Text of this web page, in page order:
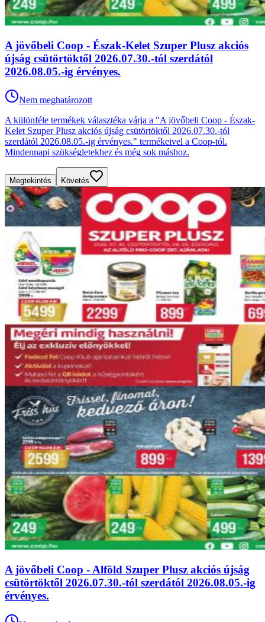
A jövőbeli Coop - Észak-Kelet Szuper Plusz akciós
újság csütörtöktől 2026.07.30.-tól szerdától
2026.08.05.-ig érvényes.
Nem meghatározott
A különféle termékek választéka várja a "A jövőbeli Coop - Észak-
Kelet Szuper Plusz akciós újság csütörtöktől 2026.07.30.-tól
szerdától 2026.08.05.-ig érvényes." termékeivel a Coop-tól.
Mindennapi szükségletekhez és még sok máshoz.
Megtekintés Követés
A jövőbeli Coop - Alföld Szuper Plusz akciós újság
csütörtöktől 2026.07.30.-tól szerdától 2026.08.05.-ig
érvényes.